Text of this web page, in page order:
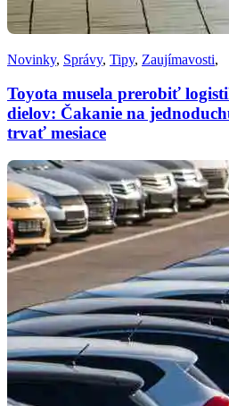
Novinky, Správy, Tipy, Zaujímavosti,
Toyota musela prerobiť
dielov: Čakanie na
trvať mesiace